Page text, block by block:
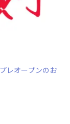
レオープンのお